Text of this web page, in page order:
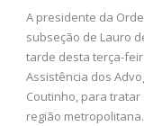
A presidente da
subseção de Lauro
tarde desta terça-
Assistência dos
Coutinho, para
região metropolitana.